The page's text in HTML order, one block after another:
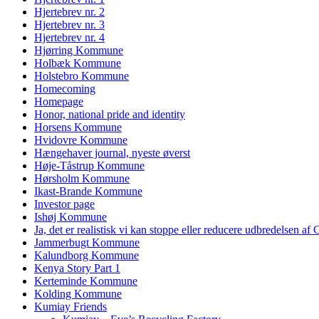
Hjertebrev nr. 2
Hjertebrev nr. 3
Hjertebrev nr. 4
Hjørring Kommune
Holbæk Kommune
Holstebro Kommune
Homecoming
Homepage
Honor, national pride and identity
Horsens Kommune
Hvidovre Kommune
Hængehaver journal, nyeste øverst
Høje-Tåstrup Kommune
Hørsholm Kommune
Ikast-Brande Kommune
Investor page
Ishøj Kommune
Ja, det er realistisk vi kan stoppe eller reducere udbredelsen af
Jammerbugt Kommune
Kalundborg Kommune
Kenya Story Part 1
Kerteminde Kommune
Kolding Kommune
Kumiay Friends